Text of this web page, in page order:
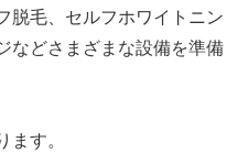
脱毛、セルフホワイトニン
などさまざまな設備を準備
す。